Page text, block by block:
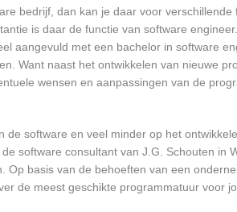
bedrijf, dan kan je daar voor verschillende
is daar de functie van software
aangevuld met een bachelor in software
Want naast het ontwikkelen van nieuwe
wensen en aanpassingen van de
software en veel minder op het
software consultant van J.G. Schouten in
basis van de behoeften van een
de meest geschikte programmatuur voor